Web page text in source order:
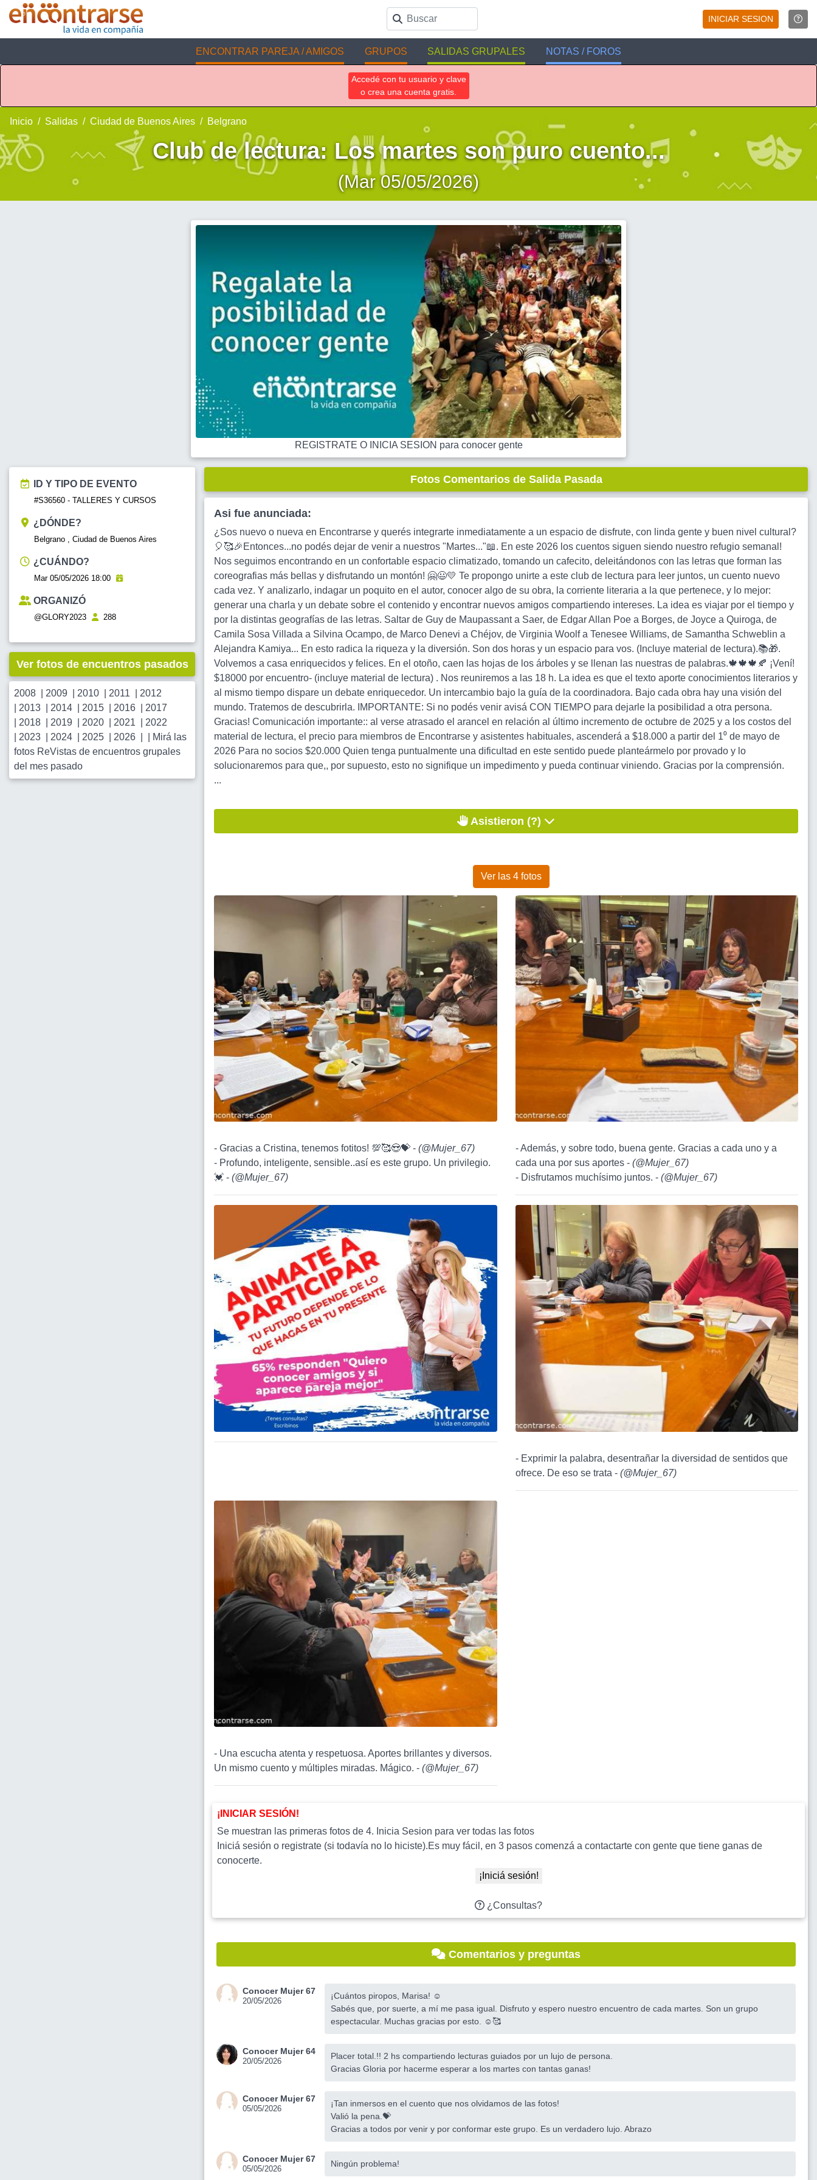
INICIAR SESION
ENCONTRAR PAREJA / AMIGOS GRUPOS SALIDAS GRUPALES NOTAS / FOROS
Accedé con tu usuario y clave
o crea una cuenta gratis.
Inicio Salidas Ciudad de Buenos Aires Belgrano
Club de lectura: Los martes son puro cuento...
(Mar 05/05/2026)
REGISTRATE O INICIA SESION para conocer gente
ID Y TIPO DE EVENTO
#S36560 - TALLERES Y CURSOS
¿DÓNDE?
Belgrano , Ciudad de Buenos Aires
¿CUÁNDO?
Mar 05/05/2026 18:00
ORGANIZÓ
@GLORY2023 288
Ver fotos de encuentros pasados
2008 2009 2010 2011
2012
2013 2014 2015 2016
2017
2018 2019 2020 2021
2022
2023 2024 2025 2026
Mirá las
fotos ReVistas de encuentros grupales
del mes pasado
Fotos Comentarios de Salida Pasada
Asi fue anunciada:
¿Sos nuevo o nueva en Encontrarse y querés integrarte inmediatamente a un espacio de disfrute, con linda gente y buen nivel cultural?
🎈🥰🎉Entonces...no podés dejar de venir a nuestros "Martes..."📖. En este 2026 los cuentos siguen siendo nuestro refugio semanal!
Nos seguimos encontrando en un confortable espacio climatizado, tomando un cafecito, deleitándonos con las letras que forman las
coreografias más bellas y disfrutando un montón! 🤗😃💛 Te propongo unirte a este club de lectura para leer juntos, un cuento nuevo
cada vez. Y analizarlo, indagar un poquito en el autor, conocer algo de su obra, la corriente literaria a la que pertenece, y lo mejor:
generar una charla y un debate sobre el contenido y encontrar nuevos amigos compartiendo intereses. La idea es viajar por el tiempo y
por la distintas geografías de las letras. Saltar de Guy de Maupassant a Saer, de Edgar Allan Poe a Borges, de Joyce a Quiroga, de
Camila Sosa Villada a Silvina Ocampo, de Marco Denevi a Chéjov, de Virginia Woolf a Tenesee Williams, de Samantha Schweblin a
Alejandra Kamiya... En esto radica la riqueza y la diversión. Son dos horas y un espacio para vos. (Incluye material de lectura).📚🎁.
Volvemos a casa enriquecidos y felices. En el otoño, caen las hojas de los árboles y se llenan las nuestras de palabras.🍁🍁🍁🍂 ¡Vení!
$18000 por encuentro- (incluye material de lectura) . Nos reuniremos a las 18 h. La idea es que el texto aporte conocimientos literarios y
al mismo tiempo dispare un debate enriquecedor. Un intercambio bajo la guía de la coordinadora. Bajo cada obra hay una visión del
mundo. Tratemos de descubrirla. IMPORTANTE: Si no podés venir avisá CON TIEMPO para dejarle la posibilidad a otra persona.
Gracias! Comunicación importante:: al verse atrasado el arancel en relación al último incremento de octubre de 2025 y a los costos del
material de lectura, el precio para miembros de Encontrarse y asistentes habituales, ascenderá a $18.000 a partir del 1⁰ de mayo de
2026 Para no socios $20.000 Quien tenga puntualmente una dificultad en este sentido puede planteármelo por provado y lo
solucionaremos para que,, por supuesto, esto no signifique un impedimento y pueda continuar viniendo. Gracias por la comprensión.
...
Asistieron (?)
Ver las 4 fotos
- Gracias a Cristina, tenemos fotitos! 💯🥰😍💝 - (@Mujer_67)
- Profundo, inteligente, sensible..así es este grupo. Un privilegio.
💓 - (@Mujer_67)
- Además, y sobre todo, buena gente. Gracias a cada uno y a
cada una por sus aportes - (@Mujer_67)
- Disfrutamos muchísimo juntos. - (@Mujer_67)
- Exprimir la palabra, desentrañar la diversidad de sentidos que
ofrece. De eso se trata - (@Mujer_67)
- Una escucha atenta y respetuosa. Aportes brillantes y diversos.
Un mismo cuento y múltiples miradas. Mágico. - (@Mujer_67)
¡INICIAR SESIÓN!
Se muestran las primeras fotos de 4. Inicia Sesion para ver todas las fotos
Iniciá sesión o registrate (si todavía no lo hiciste).Es muy fácil, en 3 pasos comenzá a contactarte con gente que tiene ganas de
conocerte.
¡Iniciá sesión!
¿Consultas?
Comentarios y preguntas
Conocer Mujer 67
20/05/2026
¡Cuántos piropos, Marisa! ☺️
Sabés que, por suerte, a mí me pasa igual. Disfruto y espero nuestro encuentro de cada martes. Son un grupo
espectacular. Muchas gracias por esto. ☺️🥰
Conocer Mujer 64
20/05/2026
Placer total.!! 2 hs compartiendo lecturas guiados por un lujo de persona.
Gracias Gloria por hacerme esperar a los martes con tantas ganas!
Conocer Mujer 67
05/05/2026
¡Tan inmersos en el cuento que nos olvidamos de las fotos!
Valió la pena.💝
Gracias a todos por venir y por conformar este grupo. Es un verdadero lujo. Abrazo
Conocer Mujer 67
05/05/2026
Ningún problema!